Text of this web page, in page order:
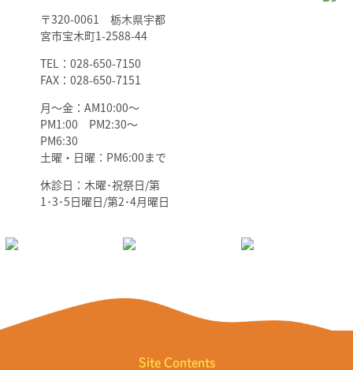
〒320-0061 栃木県宇都
宮市宝木町1-2588-44
TEL：028-650-7150
FAX：028-650-7151
月～金：AM10:00～
PM1:00 PM2:30～
PM6:30
土曜・日曜：PM6:00まで
休診日：木曜･祝祭日/第
1･3･5日曜日/第2･4月曜日
Site Contents